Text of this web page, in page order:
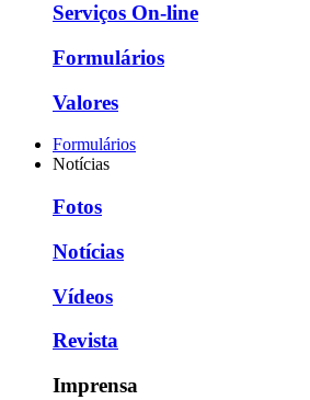
Serviços On-line
Formulários
Valores
Formulários
Notícias
Fotos
Notícias
Vídeos
Revista
Imprensa